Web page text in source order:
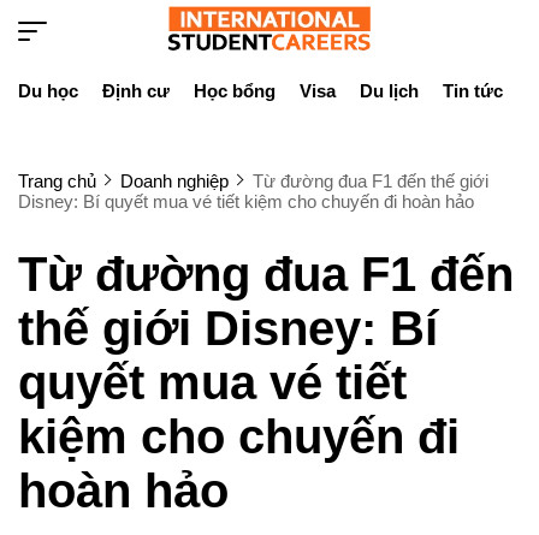
Du học Định cư Học bổng Visa Du lịch Tin tức
Trang chủ Doanh nghiệp
Từ đường đua F1 đến thế giới
Disney: Bí quyết mua vé tiết kiệm cho chuyến đi hoàn hảo
Từ đường đua F1 đến
thế giới Disney: Bí
quyết mua vé tiết
kiệm cho chuyến đi
hoàn hảo